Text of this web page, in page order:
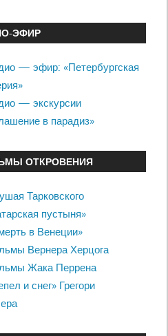
ЭФИР
— эфир: «Петербургская
— экскурсии
в парадиз»
ОТКРОВЕНИЯ
Тарковского
пустыня»
в Венеции»
Вернера Херцога
Жака Перрена
и снег» Грегори